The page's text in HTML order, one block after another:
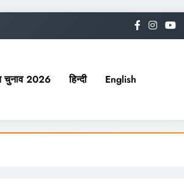
चुनाव 2026 हिन्दी English